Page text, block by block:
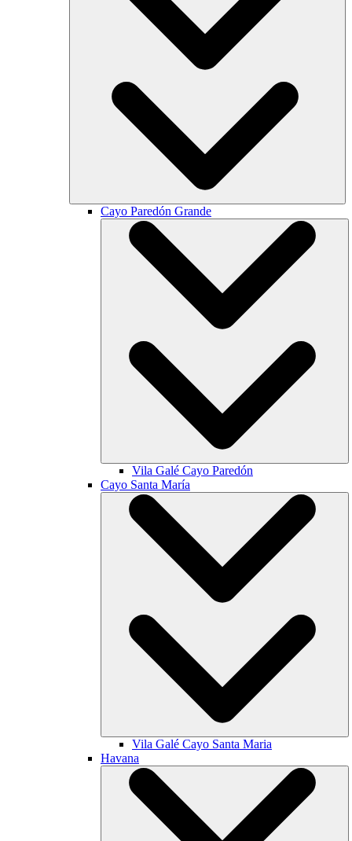
Cayo Paredón Grande
Vila Galé Cayo Paredón
Cayo Santa María
Vila Galé Cayo Santa Maria
Havana